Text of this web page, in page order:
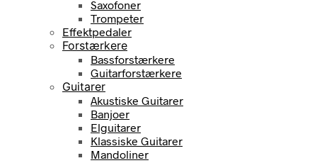
Saxofoner
Trompeter
Effektpedaler
Forstærkere
Bassforstærkere
Guitarforstærkere
Guitarer
Akustiske Guitarer
Banjoer
Elguitarer
Klassiske Guitarer
Mandoliner